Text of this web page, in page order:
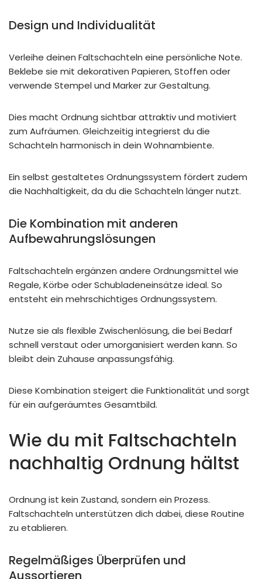
Design und Individualität
Verleihe deinen Faltschachteln eine persönliche Note.
Beklebe sie mit dekorativen Papieren, Stoffen oder
verwende Stempel und Marker zur Gestaltung.
Dies macht Ordnung sichtbar attraktiv und motiviert
zum Aufräumen. Gleichzeitig integrierst du die
Schachteln harmonisch in dein Wohnambiente.
Ein selbst gestaltetes Ordnungssystem fördert zudem
die Nachhaltigkeit, da du die Schachteln länger nutzt.
Die Kombination mit anderen
Aufbewahrungslösungen
Faltschachteln ergänzen andere Ordnungsmittel wie
Regale, Körbe oder Schubladeneinsätze ideal. So
entsteht ein mehrschichtiges Ordnungssystem.
Nutze sie als flexible Zwischenlösung, die bei Bedarf
schnell verstaut oder umorganisiert werden kann. So
bleibt dein Zuhause anpassungsfähig.
Diese Kombination steigert die Funktionalität und sorgt
für ein aufgeräumtes Gesamtbild.
Wie du mit Faltschachteln
nachhaltig Ordnung hältst
Ordnung ist kein Zustand, sondern ein Prozess.
Faltschachteln unterstützen dich dabei, diese Routine
zu etablieren.
Regelmäßiges Überprüfen und
Aussortieren